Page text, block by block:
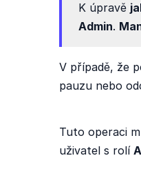
K úpravě
Admin.
V případě, že
pauzu nebo
Tuto operaci
uživatel s rolí